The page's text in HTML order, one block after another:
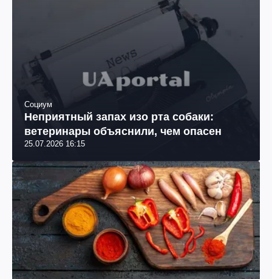
Социум
Неприятный запах изо рта собаки:
ветеринары объяснили, чем опасен
25.07.2026 16:15